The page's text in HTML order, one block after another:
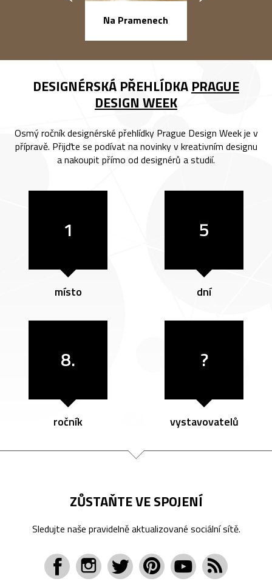
Na Pramenech
DESIGNÉRSKÁ PŘEHLÍDKA PRAGUE
DESIGN WEEK
Osmý ročník designérské přehlídky Prague Design Week je v
přípravě. Přijďte se podívat na novinky v kreativním designu
a nakoupit přímo od designérů a studií.
1
místo
5
dní
8.
ročník
?
vystavovatelů
ZŮSTAŇTE VE SPOJENÍ
Sledujte naše pravidelně aktualizované sociální sítě.